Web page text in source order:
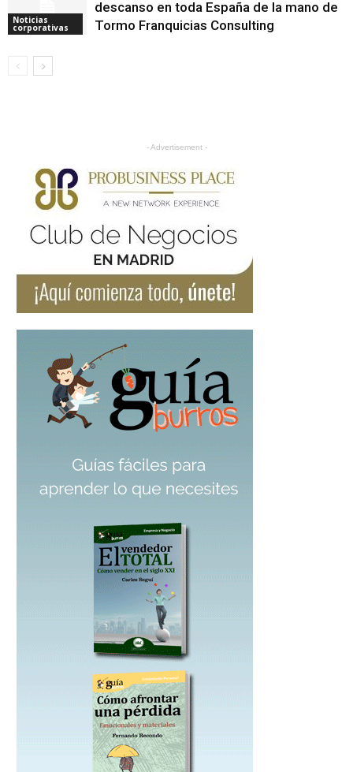
Noticias
corporativas
descanso en toda España de la mano de
Tormo Franquicias Consulting
- Advertisement -